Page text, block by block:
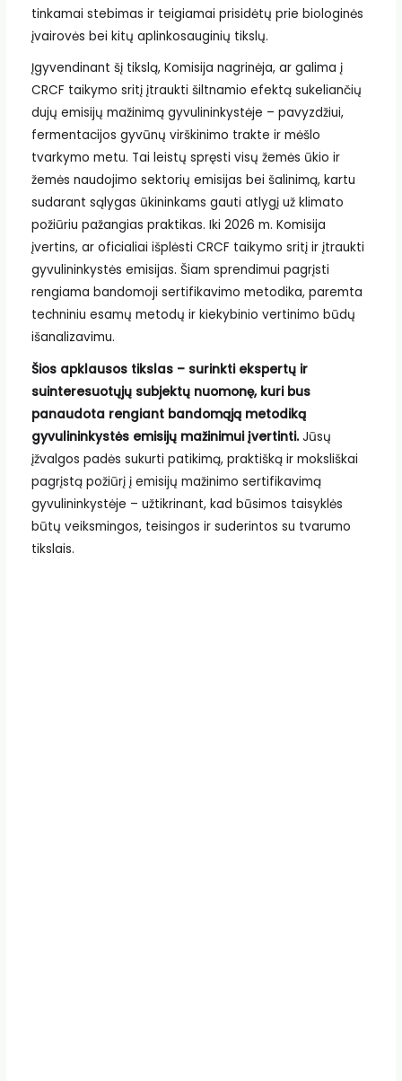
tinkamai stebimas ir teigiamai prisidėtų prie biologinės
įvairovės bei kitų aplinkosauginių tikslų.
Įgyvendinant šį tikslą, Komisija nagrinėja, ar galima į
CRCF taikymo sritį įtraukti šiltnamio efektą sukeliančių
dujų emisijų mažinimą gyvulininkystėje – pavyzdžiui,
fermentacijos gyvūnų virškinimo trakte ir mėšlo
tvarkymo metu. Tai leistų spręsti visų žemės ūkio ir
žemės naudojimo sektorių emisijas bei šalinimą, kartu
sudarant sąlygas ūkininkams gauti atlygį už klimato
požiūriu pažangias praktikas. Iki 2026 m. Komisija
įvertins, ar oficialiai išplėsti CRCF taikymo sritį ir įtraukti
gyvulininkystės emisijas. Šiam sprendimui pagrįsti
rengiama bandomoji sertifikavimo metodika, paremta
techniniu esamų metodų ir kiekybinio vertinimo būdų
išanalizavimu.
Šios apklausos tikslas – surinkti ekspertų ir
suinteresuotųjų subjektų nuomonę, kuri bus
panaudota rengiant bandomąją metodiką
gyvulininkystės emisijų mažinimui įvertinti.Jūsų
įžvalgos padės sukurti patikimą, praktišką ir moksliškai
pagrįstą požiūrį į emisijų mažinimo sertifikavimą
gyvulininkystėje – užtikrinant, kad būsimos taisyklės
būtų veiksmingos, teisingos ir suderintos su tvarumo
tikslais.